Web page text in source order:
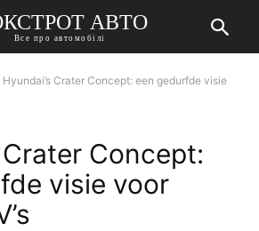
АВТО
Все про автомобілі
Hyundai’s Crater Concept: een gedurfde visie
Crater Concept:
visie voor